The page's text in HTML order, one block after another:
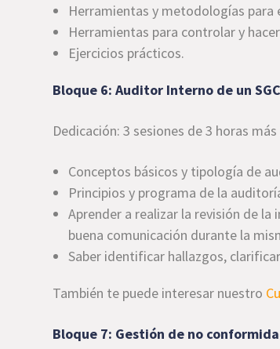
Herramientas y metodologías para
Herramientas para controlar y
Ejercicios prácticos.
Bloque 6: Auditor Interno de un
Dedicación: 3 sesiones de 3 horas
Conceptos básicos y tipología de
Principios y programa de la
Aprender a realizar la revisión de
buena comunicación durante la
Saber identificar hallazgos,
También te puede interesar nuestro
Bloque 7: Gestión de no